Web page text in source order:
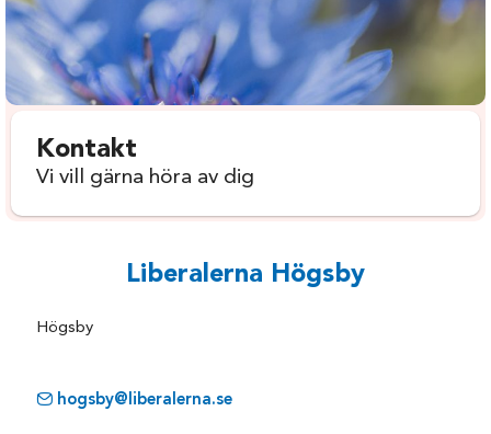
Kontakt
Vi vill gärna höra av dig
Liberalerna Högsby
Högsby
hogsby@liberalerna.se